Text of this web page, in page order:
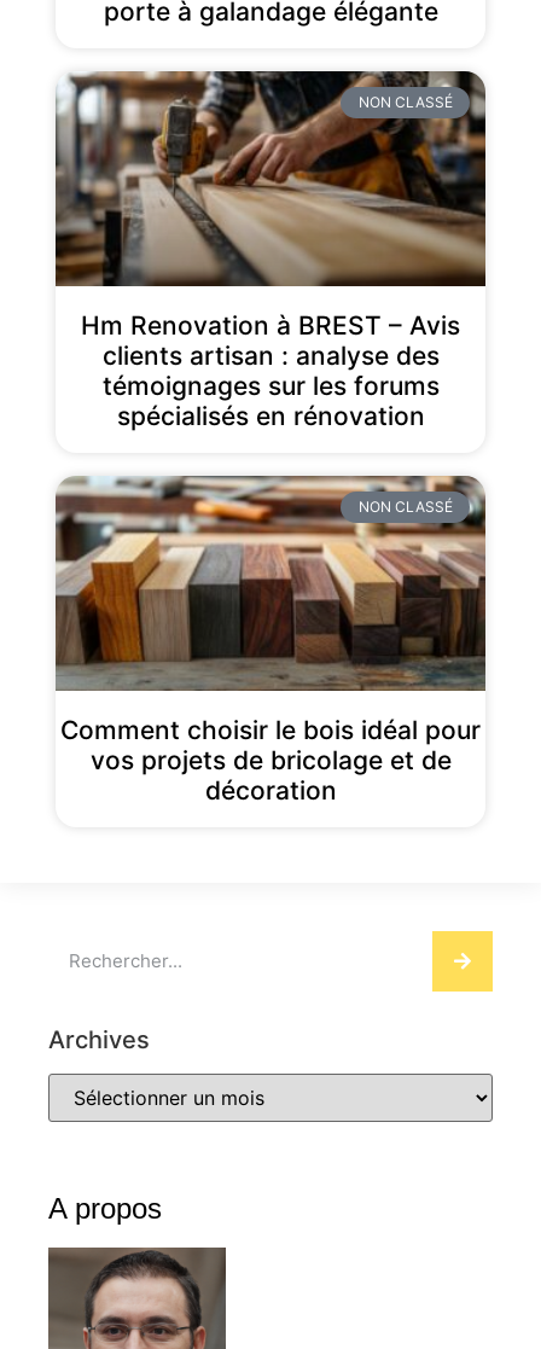
porte à galandage élégante
NON CLASSÉ
Hm Renovation à BREST – Avis
clients artisan : analyse des
témoignages sur les forums
spécialisés en rénovation
NON CLASSÉ
Comment choisir le bois idéal pour
vos projets de bricolage et de
décoration
Archives
A propos